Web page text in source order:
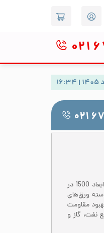
۰۲۱
ورق شیت استیل 309 یا 1.4828 با سطح مات 2B ، ضخامت 20 میلی‌متر و ابعاد 1500 در
بسیار زیادی در صنعت دارد. ورق استیل 309 از دسته ورق‌های
کروم و نیکل در ساختار استیل 309 سبب بهبود مقاومت
وسیعی در صنایع نفت، گاز و